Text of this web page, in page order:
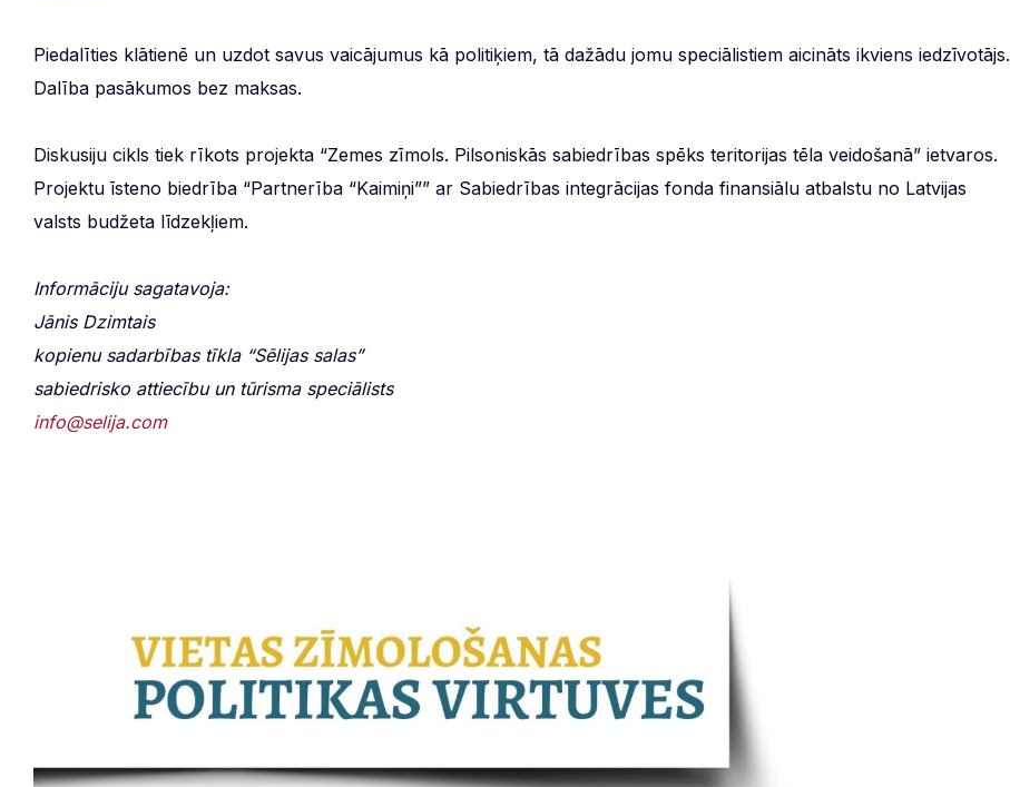
Piedalīties klātienē un uzdot savus vaicājumus kā politiķiem, tā dažādu jomu speciālistiem aicināts ikviens iedzīvotājs.
Dalība pasākumos bez maksas.
Diskusiju cikls tiek rīkots projekta “Zemes zīmols. Pilsoniskās sabiedrības spēks teritorijas tēla veidošanā” ietvaros.
Projektu īsteno biedrība “Partnerība “Kaimiņi”” ar Sabiedrības integrācijas fonda finansiālu atbalstu no Latvijas
valsts budžeta līdzekļiem.
Informāciju sagatavoja:
Jānis Dzimtais
kopienu sadarbības tīkla “Sēlijas salas”
sabiedrisko attiecību un tūrisma speciālists
info@selija.com